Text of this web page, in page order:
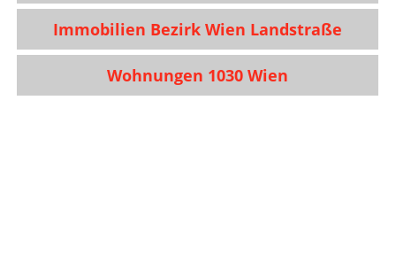
Immobilien Bezirk Wien Landstraße
Wohnungen 1030 Wien